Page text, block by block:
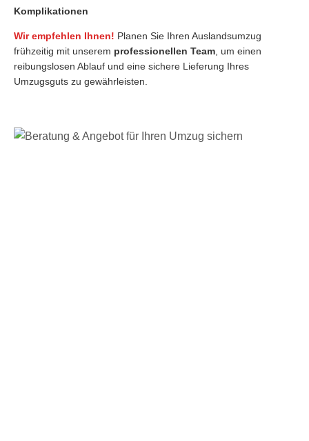
Komplikationen
Wir empfehlen Ihnen! Planen Sie Ihren Auslandsumzug
frühzeitig mit unserem professionellen Team , um einen
reibungslosen Ablauf und eine sichere Lieferung Ihres
Umzugsguts zu gewährleisten.